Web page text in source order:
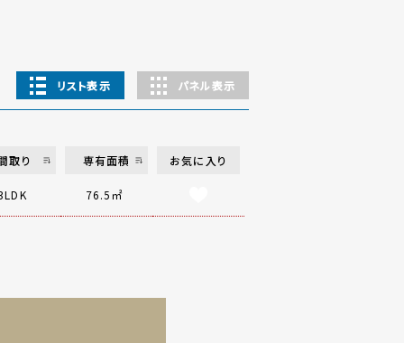
リスト表示 パネル表示
取り 専有面積 お気に入り
76.5㎡